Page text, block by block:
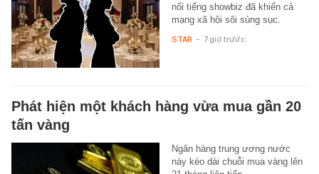
nổi tiếng showbiz đã khiến cả
mạng xã hội sôi sùng sục.
STAR - 7 giờ trước
Phát hiện một khách hàng vừa mua gần 20
tấn vàng
Ngân hàng trung ương nước
này kéo dài chuỗi mua vàng lên